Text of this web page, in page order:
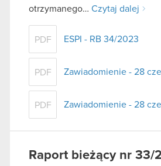
otrzymanego… Czytaj dalej
PDF ESPI - RB 34/2023
PDF Zawiadomienie - 28
PDF Zawiadomienie - 28
Raport bieżący nr 33/